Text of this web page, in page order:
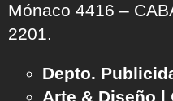
Mónaco 4416 –
2201.
Depto.
Arte & Diseño |